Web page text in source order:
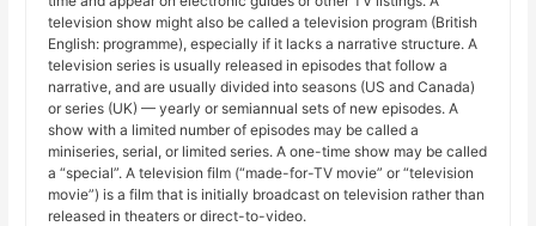
television show might also be called a television program (British
English: programme), especially if it lacks a narrative structure. A
television series is usually released in episodes that follow a
narrative, and are usually divided into seasons (US and Canada)
or series (UK) — yearly or semiannual sets of new episodes. A
show with a limited number of episodes may be called a
miniseries, serial, or limited series. A one-time show may be called
a “special”. A television film (“made-for-TV movie” or “television
movie”) is a film that is initially broadcast on television rather than
released in theaters or direct-to-video.